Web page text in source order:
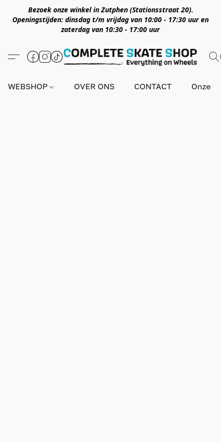
Bezoek onze winkel in Zutphen (Stationsstraat 20).
Openingstijden: dinsdag t/m vrijdag van 10:00 - 17:30 uur en
zaterdag van 10:30 - 17:00 uur
WEBSHOP OVER ONS CONTACT Onze